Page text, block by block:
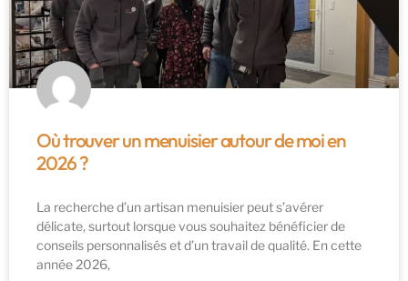
Où trouver un menuisier autour de moi en
2026 ?
La recherche d’un artisan menuisier peut s’avérer
délicate, surtout lorsque vous souhaitez bénéficier de
conseils personnalisés et d’un travail de qualité. En cette
année 2026,